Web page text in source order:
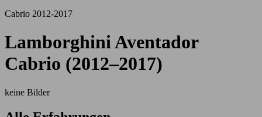
Cabrio 2012-2017
Lamborghini Aventador
Cabrio (2012–2017)
keine Bilder